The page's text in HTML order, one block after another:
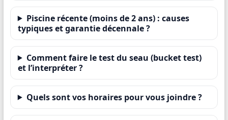
Piscine récente (moins de 2 ans) : causes
typiques et garantie décennale ?
Comment faire le test du seau (bucket test)
et l’interpréter ?
Quels sont vos horaires pour vous joindre ?